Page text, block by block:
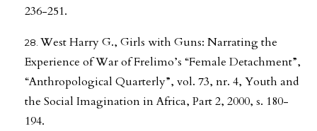
236-251.
West Harry G., Girls with Guns: Narrating the
Experience of War of Frelimo’s “Female Detachment”,
“Anthropological Quarterly”, vol. 73, nr. 4, Youth and
the Social Imagination in Africa, Part 2, 2000, s. 180-
194.